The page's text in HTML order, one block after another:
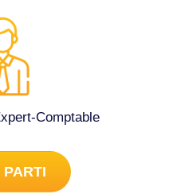
Comptable